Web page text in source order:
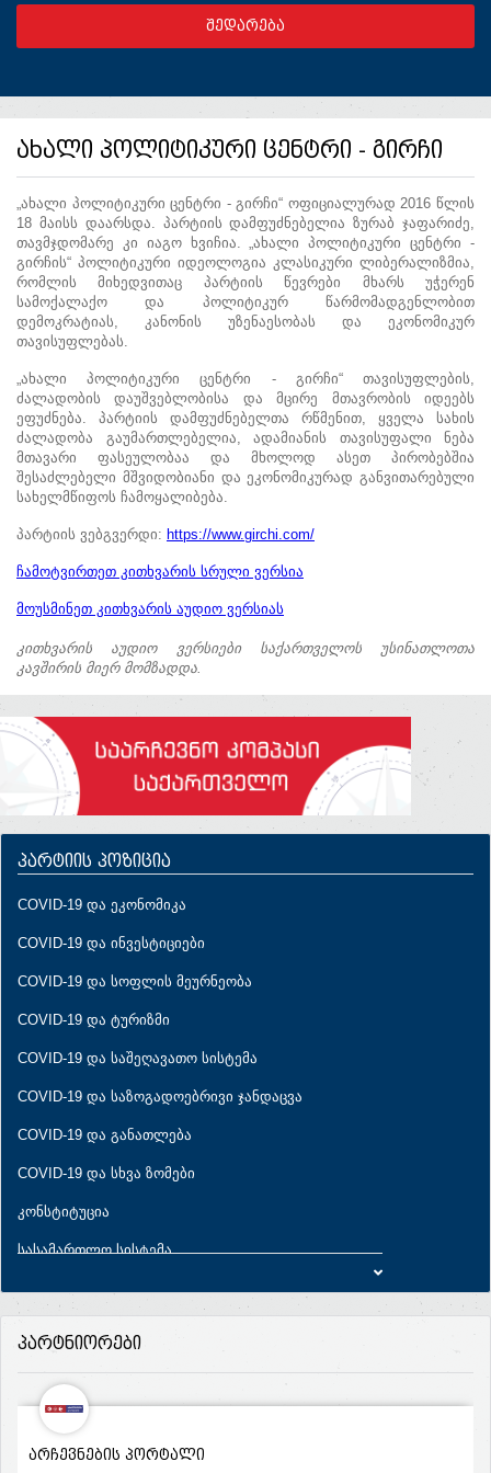
ახალი პოლიტიკური ცენტრი - გირჩი
„ახალი პოლიტიკური ცენტრი - გირჩი“ ოფიციალურად 2016 წლის
18 მაისს დაარსდა. პარტიის დამფუძნებელია ზურაბ ჯაფარიძე,
თავმჯდომარე კი იაგო ხვიჩია. „ახალი პოლიტიკური ცენტრი -
გირჩის“ პოლიტიკური იდეოლოგია კლასიკური ლიბერალიზმია,
რომლის მიხედვითაც პარტიის წევრები მხარს უჭერენ
სამოქალაქო და პოლიტიკურ წარმომადგენლობით
დემოკრატიას, კანონის უზენაესობას და ეკონომიკურ
თავისუფლებას.
„ახალი პოლიტიკური ცენტრი - გირჩი“ თავისუფლების,
ძალადობის დაუშვებლობისა და მცირე მთავრობის იდეებს
ეფუძნება. პარტიის დამფუძნებელთა რწმენით, ყველა სახის
ძალადობა გაუმართლებელია, ადამიანის თავისუფალი ნება
მთავარი ფასეულობაა და მხოლოდ ასეთ პირობებშია
შესაძლებელი მშვიდობიანი და ეკონომიკურად განვითარებული
სახელმწიფოს ჩამოყალიბება.
პარტიის ვებგვერდი: https://www.girchi.com/
ჩამოტვირთეთ კითხვარის სრული ვერსია
მოუსმინეთ კითხვარის აუდიო ვერსიას
კითხვარის აუდიო ვერსიები საქართველოს უსინათლოთა
კავშირის მიერ მომზადდა.
პარტიის პოზიცია
COVID-19 და ეკონომიკა
COVID-19 და ინვესტიციები
COVID-19 და სოფლის მეურნეობა
COVID-19 და ტურიზმი
COVID-19 და საშეღავათო სისტემა
COVID-19 და საზოგადოებრივი ჯანდაცვა
COVID-19 და განათლება
COVID-19 და სხვა ზომები
კონსტიტუცია
სასამართლო სისტემა
პირადი ცხოვრების ხელშეუხებლობა
ეკონომიკა
პარტნიორები
ᲐᲠᲩᲔᲕᲜᲔᲑᲘᲡ ᲞᲝᲠᲢᲐᲚᲘ